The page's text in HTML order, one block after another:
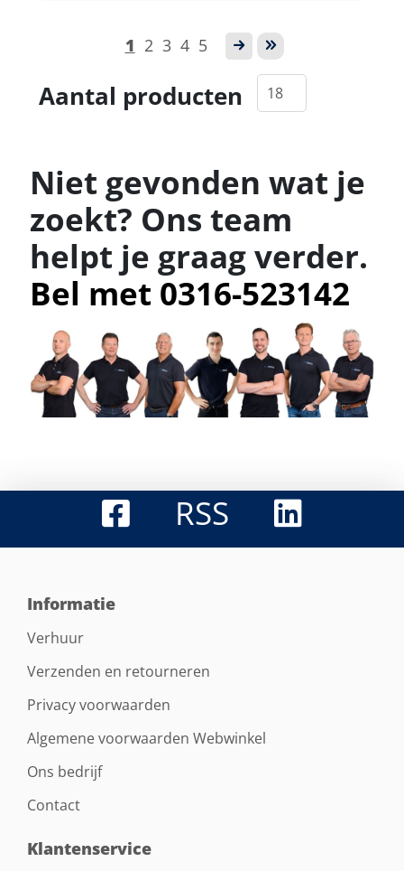
1 2 3 4 5
Aantal producten
Niet gevonden wat je
zoekt? Ons team
helpt je graag verder.
Bel met 0316-523142
RSS
Informatie
Verhuur
Verzenden en retourneren
Privacy voorwaarden
Algemene voorwaarden Webwinkel
Ons bedrijf
Contact
Klantenservice